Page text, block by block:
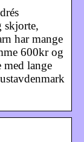
skjorte,
har mange
600kr og
lange